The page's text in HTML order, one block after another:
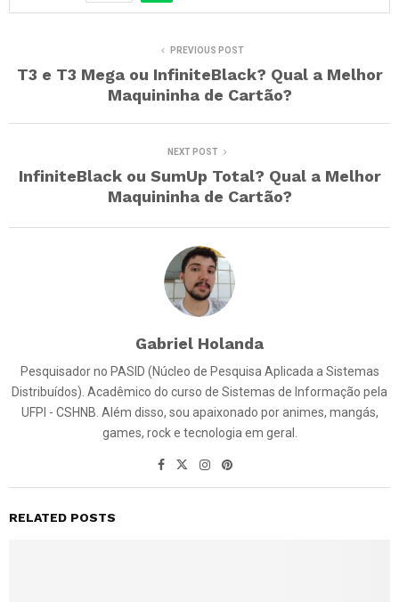
PREVIOUS POST
T3 e T3 Mega ou InfiniteBlack? Qual a Melhor
Maquininha de Cartão?
NEXT POST
InfiniteBlack ou SumUp Total? Qual a Melhor
Maquininha de Cartão?
Gabriel Holanda
Pesquisador no PASID (Núcleo de Pesquisa Aplicada a Sistemas
Distribuídos). Acadêmico do curso de Sistemas de Informação pela
UFPI - CSHNB. Além disso, sou apaixonado por animes, mangás,
games, rock e tecnologia em geral.
RELATED POSTS